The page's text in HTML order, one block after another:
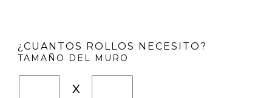
¿CUANTOS ROLLOS NECESITO?
TAMAÑO DEL MURO
x